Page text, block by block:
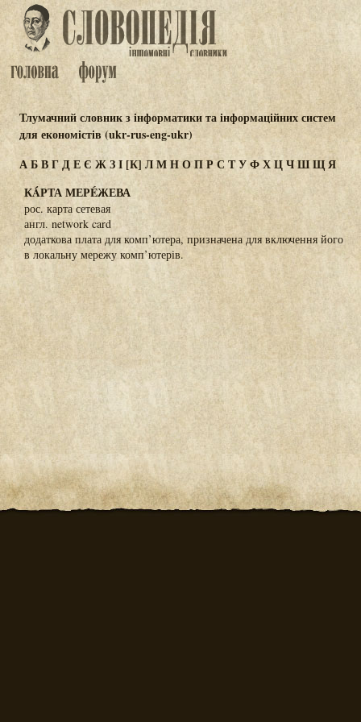
Тлумачний словник з інформатики та інформаційних систем
для економістів (ukr-rus-eng-ukr)
АБВГДЕЄ ЖЗІ [К] ЛМНОПРС ТУФХЦЧШЩЯ
КÁРТА МЕРÉЖЕВА
рос. карта сетевая
англ. network card
додаткова плата для комп’ютера, призначена для включення його
в локальну мережу комп’ютерів.